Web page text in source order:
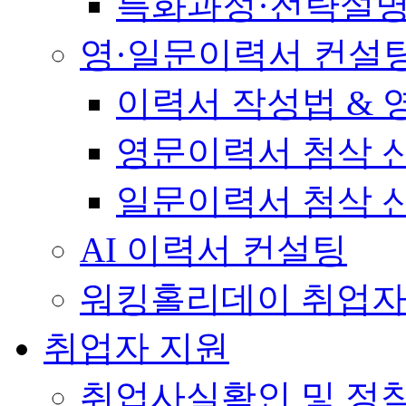
영·일문이력서 컨설
이력서 작성법 &
영문이력서 첨삭
일문이력서 첨삭
AI 이력서 컨설팅
워킹홀리데이 취업
취업자 지원
취업사실확인 및 정